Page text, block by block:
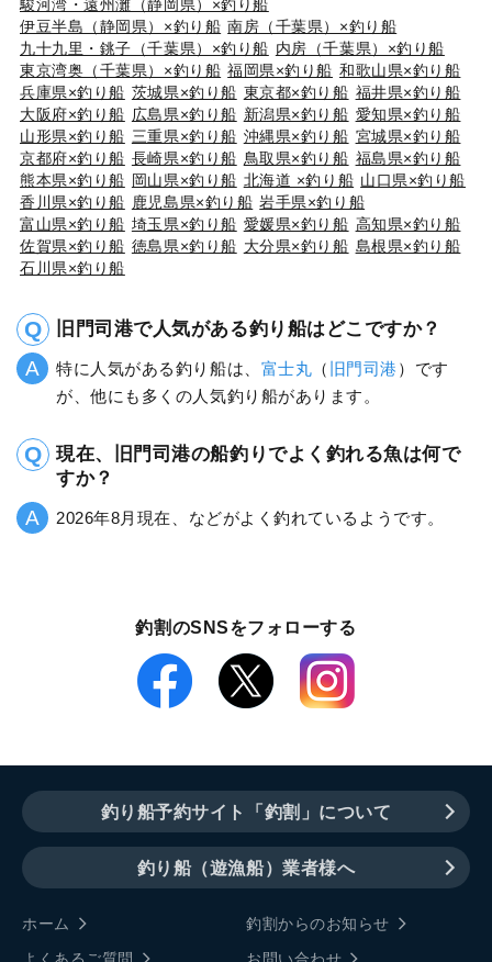
駿河湾・遠州灘（静岡県）×釣り船
伊豆半島（静岡県）×釣り船 南房（千葉県）×釣り船
九十九里・銚子（千葉県）×釣り船 内房（千葉県）×釣り船
東京湾奥（千葉県）×釣り船 福岡県×釣り船 和歌山県×釣り船
兵庫県×釣り船 茨城県×釣り船 東京都×釣り船 福井県×釣り船
大阪府×釣り船 広島県×釣り船 新潟県×釣り船 愛知県×釣り船
山形県×釣り船 三重県×釣り船 沖縄県×釣り船 宮城県×釣り船
京都府×釣り船 長崎県×釣り船 鳥取県×釣り船 福島県×釣り船
熊本県×釣り船 岡山県×釣り船 北海道 ×釣り船 山口県×釣り船
香川県×釣り船 鹿児島県×釣り船 岩手県×釣り船
富山県×釣り船 埼玉県×釣り船 愛媛県×釣り船 高知県×釣り船
佐賀県×釣り船 徳島県×釣り船 大分県×釣り船 島根県×釣り船
石川県×釣り船
旧門司港で人気がある釣り船はどこですか？
特に人気がある釣り船は、 富士丸 （ 旧門司港 ）です
が、他にも多くの人気釣り船があります。
現在、旧門司港の船釣りでよく釣れる魚は何で
すか？
2026年8月現在、などがよく釣れているようです。
釣割のSNSをフォローする
釣り船予約サイト「釣割」について
釣り船（遊漁船）業者様へ
ホーム
釣割からのお知らせ